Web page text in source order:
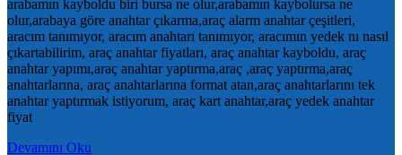
arabamın kayboldu biri bursa ne olur,arabamın kaybolursa ne
olur,arabaya göre anahtar çıkarma,araç alarm anahtar çeşitleri,
aracım tanımıyor, aracım anahtarı tanımıyor, aracımın yedek nı nasıl
çıkartabilirim, araç anahtar fiyatları, araç anahtar kayboldu, araç
anahtar yapımı,araç anahtar yaptırma,araç ,araç yaptırma,araç
anahtarlarına, araç anahtarlarına format atan,araç anahtarlarını tek
anahtar yaptırmak istiyorum, araç kart anahtar,araç yedek anahtar
fiyat
Devamını Oku